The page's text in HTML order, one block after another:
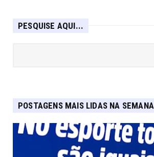
PESQUISE AQUI...
POSTAGENS MAIS LIDAS NA SEMANA